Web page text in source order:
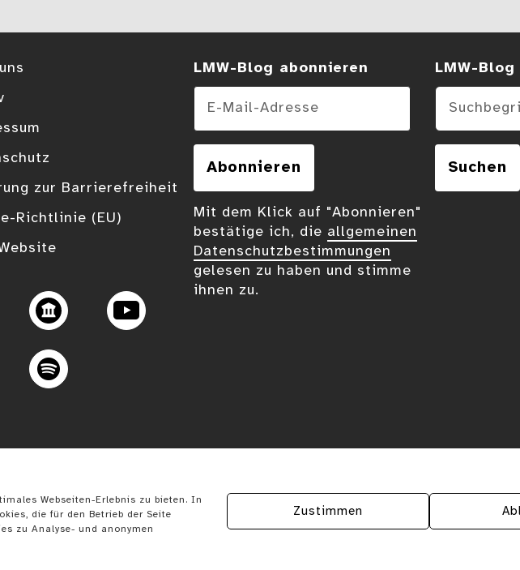
Webseiten-Erlebnis zu bieten. In
die für den Betrieb der Seite
zu Analyse- und anonymen
Zustimmen
zur Barrierefreiheit
Richtlinie (EU)
Googleplus
YouTube
Spotify
LMW-Blog abonnieren
Mit dem Klick auf "Abonnieren"
bestätige ich, die allgemeinen
Datenschutzbestimmungen
gelesen zu haben und stimme
ihnen zu.
E-Mail-Adresse
Abonnieren
Suchen
LMW-
Suchen